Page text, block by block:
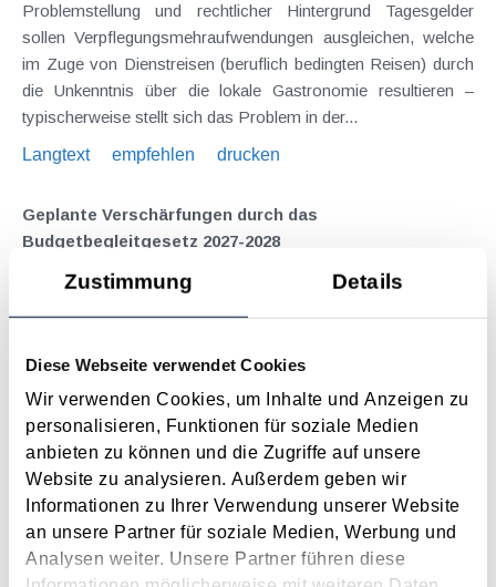
Zustimmung Details
Diese Webseite verwendet Cookies
Wir verwenden Cookies, um Inhalte und Anzeigen zu
personalisieren, Funktionen für soziale Medien
anbieten zu können und die Zugriffe auf unsere
Website zu analysieren. Außerdem geben wir
Informationen zu Ihrer Verwendung unserer Website
an unsere Partner für soziale Medien, Werbung und
Analysen weiter. Unsere Partner führen diese
Problemstellung und rechtlicher Hintergrund Tagesgelder
sollen Verpflegungsmehraufwendungen ausgleichen, welche
im Zuge von Dienstreisen (beruflich bedingten Reisen) durch
die Unkenntnis über die lokale Gastronomie resultieren –
typischerweise stellt sich das Problem in der...
Langtext
empfehlen drucken
Geplante Verschärfungen durch das
Budgetbegleitgesetz 2027-2028
Juli 2026
Das Budgetbegleitgesetz 2027-2028 – aktuell als
Arbeits- und Sozialrecht vor. Ausgewählte Aspekte und
"Sparmaßnahmen" werden nachfolgend überblicksmäßig
dargestellt. Erhöhter...
Langtext
empfehlen drucken
Entgelttransparenz​­richtlinie stellt hohe